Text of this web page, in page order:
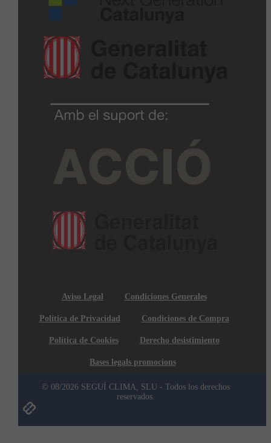
Aviso Legal Condiciones Generales
Política de Privacidad Condiciones de Compra
Política de Cookies Derecho desistimiento
Bases legals promocions
© 08/2026 SEGUÍ CLIMA, SLU - Todos los derechos
reservados.